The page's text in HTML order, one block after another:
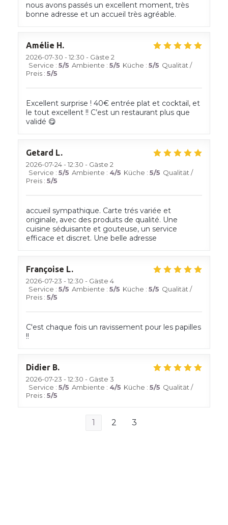
nous avons passés un excellent moment, très
bonne adresse et un accueil très agréable.
Amélie H
2026-07-30 - 12:30 - Gäste 2
Service : 5/5 Ambiente : 5/5 Küche : 5/5 Qualität /
Preis : 5/5
Excellent surprise ! 40€ entrée plat et cocktail, et
le tout excellent !! C’est un restaurant plus que
validé 😋
Getard L
2026-07-24- 12:30 - Gäste 2
Service : 5/5 Ambiente : 4/5 Küche : 5/5 Qualität /
Preis : 5/5
accueil sympathique. Carte trés variée et
originale, avec des produits de qualité. Une
cuisine séduisante et gouteuse, un service
efficace et discret. Une belle adresse
Françoise L
2026-07-23 - 12:30 - Gäste 4
Service : 5/5 Ambiente : 5/5 Küche : 5/5 Qualität /
Preis : 5/5
C'est chaque fois un ravissement pour les papilles
!!
Didier B
2026-07-23 - 12:30 - Gäste 3
Service : 5/5 Ambiente : 4/5 Küche : 5/5 Qualität /
Preis : 5/5
1 2 3